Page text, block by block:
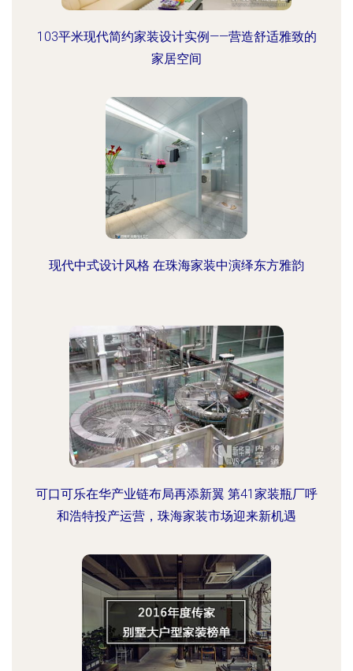
103平米现代简约家装设计实例——营造舒适雅致的
家居空间
现代中式设计风格 在珠海家装中演绎东方雅韵
可口可乐在华产业链布局再添新翼 第41家装瓶厂呼
和浩特投产运营，珠海家装市场迎来新机遇